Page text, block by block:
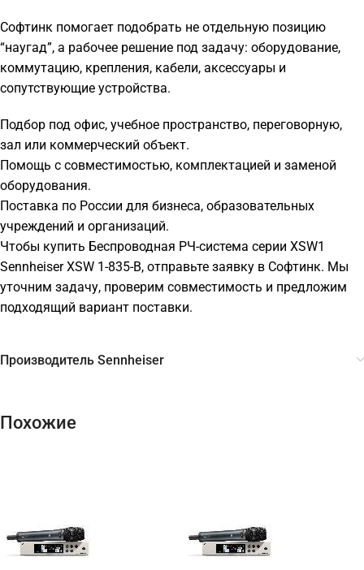
Софтинк помогает подобрать не отдельную позицию
“наугад”, а рабочее решение под задачу: оборудование,
коммутацию, крепления, кабели, аксессуары и
сопутствующие устройства.
Подбор под офис, учебное пространство, переговорную,
зал или коммерческий объект.
Помощь с совместимостью, комплектацией и заменой
оборудования.
Поставка по России для бизнеса, образовательных
учреждений и организаций.
Чтобы купить Беспроводная РЧ-система серии XSW1
Sennheiser XSW 1-835-B, отправьте заявку в Софтинк. Мы
уточним задачу, проверим совместимость и предложим
подходящий вариант поставки.
Производитель Sennheiser
Похожие